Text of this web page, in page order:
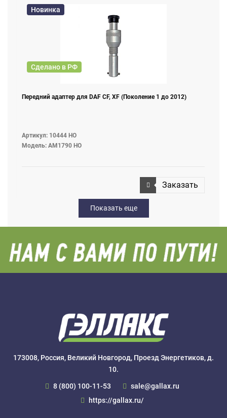
Новинка
Сделано в РФ
Передний адаптер для DAF CF, XF (Поколение 1 до 2012)
Артикул: 10444 НО
Модель: AM1790 НО
Заказать
Показать еще
173008, Россия, Великий Новгород, Проезд Энергетиков, д.
10.
8 (800) 100-11-53
sale@gallax.ru
https://gallax.ru/